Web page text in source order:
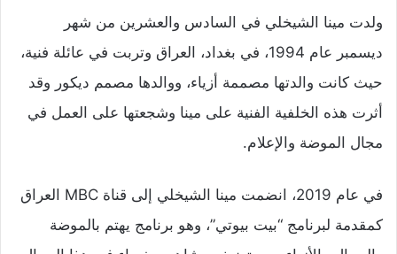
ولدت مينا الشيخلي في السادس والعشرين من شهر
ديسمبر عام 1994، في بغداد، العراق وتربت في عائلة فنية،
حيث كانت والدتها مصممة أزياء، ووالدها مصمم ديكور وقد
أثرت هذه الخلفية الفنية على مينا وشجعتها على العمل في
مجال الموضة والإعلام.
في عام 2019، انضمت مينا الشيخلي إلى قناة MBC العراق
كمقدمة لبرنامج “بيت بيوتي”، وهو برنامج يهتم بالموضة